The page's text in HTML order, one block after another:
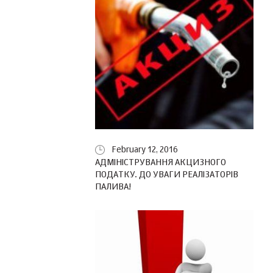
February 12, 2016
АДМІНІСТРУВАННЯ АКЦИЗНОГО
ПОДАТКУ. ДО УВАГИ РЕАЛІЗАТОРІВ
ПАЛИВА!